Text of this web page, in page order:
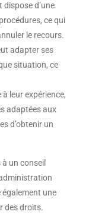
d’une
ce qui
le recours.
adapter ses
situation, ce
leur expérience,
adaptées aux
d’obtenir un
un conseil
une
des droits.